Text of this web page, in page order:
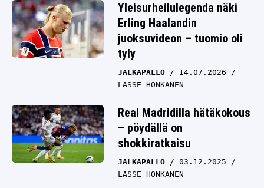
Yleisurheilulegenda näki
Erling Haalandin
juoksuvideon – tuomio oli
tyly
JALKAPALLO
14.07.2026
LASSE HONKANEN
Real Madridilla hätäkokous
– pöydällä on
shokkiratkaisu
JALKAPALLO
03.12.2025
LASSE HONKANEN